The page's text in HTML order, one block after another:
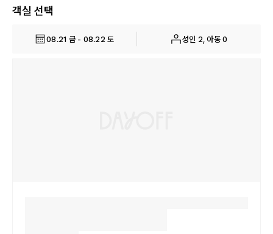
객실 선택
08.21 금 - 08.22 토 성인 2, 아동 0